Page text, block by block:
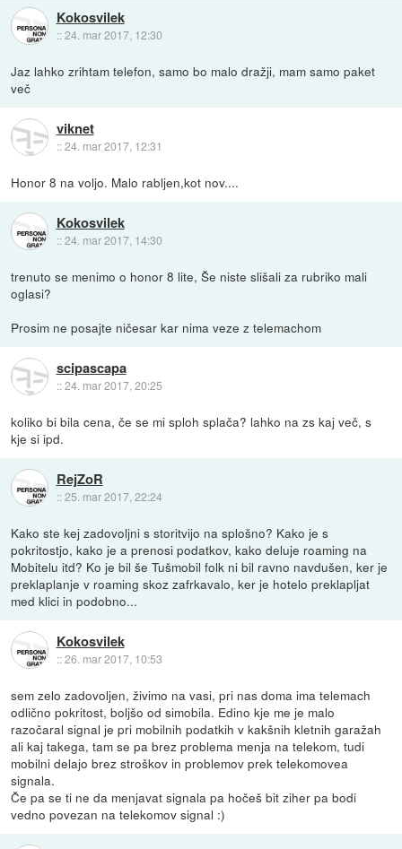
Kokosvilek
::24. mar 2017, 12:30
Jaz lahko zrihtam telefon, samo bo malo dražji, mam samo paket
več
viknet
::24. mar 2017, 12:31
Honor 8 na voljo. Malo rabljen,kot nov....
Kokosvilek
::24. mar 2017, 14:30
trenuto se menimo o honor 8 lite, Še niste slišali za rubriko mali
oglasi?
Prosim ne posajte ničesar kar nima veze z telemachom
scipascapa
::24. mar 2017, 20:25
koliko bi bila cena, če se mi sploh splača? lahko na zs kaj več, s
kje si ipd.
RejZoR
::25. mar 2017, 22:24
Kako ste kej zadovoljni s storitvijo na splošno? Kako je s
pokritostjo, kako je a prenosi podatkov, kako deluje roaming na
Mobitelu itd? Ko je bil še Tušmobil folk ni bil ravno navdušen, ker je
preklaplanje v roaming skoz zafrkavalo, ker je hotelo preklapljat
med klici in podobno...
Kokosvilek
::26. mar 2017, 10:53
sem zelo zadovoljen, živimo na vasi, pri nas doma ima telemach
odlično pokritost, boljšo od simobila. Edino kje me je malo
razočaral signal je pri mobilnih podatkih v kakšnih kletnih garažah
ali kaj takega, tam se pa brez problema menja na telekom, tudi
mobilni delajo brez stroškov in problemov prek telekomovea
signala.
Če pa se ti ne da menjavat signala pa hočeš bit ziher pa bodi
vedno povezan na telekomov signal :)